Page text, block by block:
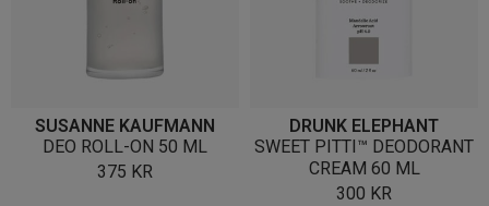
SUSANNE KAUFMANN
DEO ROLL-ON 50 ML
375 KR
DRUNK ELEPHANT
SWEET PITTI™ DEODORANT
CREAM 60 ML
300 KR